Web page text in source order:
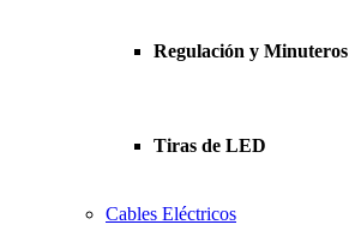
Regulación y Minuteros
Tiras de LED
Cables Eléctricos